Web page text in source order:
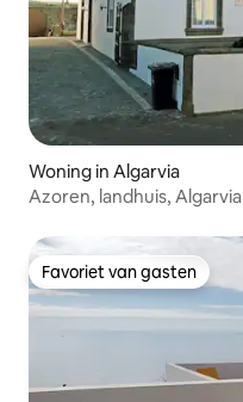
Woning in Algarvia
Azoren, landhuis, Algarvia
Favoriet van gasten
Favoriet van gasten